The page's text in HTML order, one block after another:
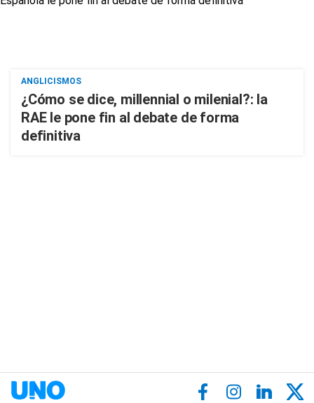
ANGLICISMOS
¿Cómo se dice, millennial o milenial?: la
RAE le pone fin al debate de forma
definitiva